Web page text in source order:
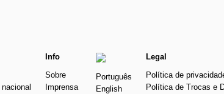
Info
Sobre
Imprensa
Português
English
Legal
Política de
Política de Trocas e